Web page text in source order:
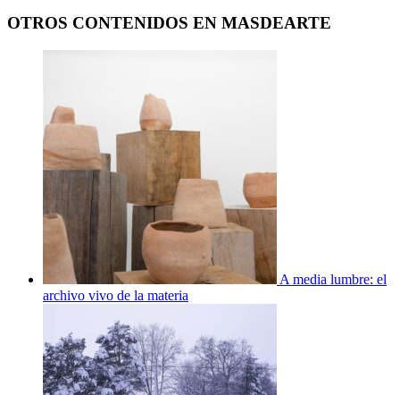
OTROS CONTENIDOS EN MASDEARTE
A media lumbre: el
archivo vivo de la materia